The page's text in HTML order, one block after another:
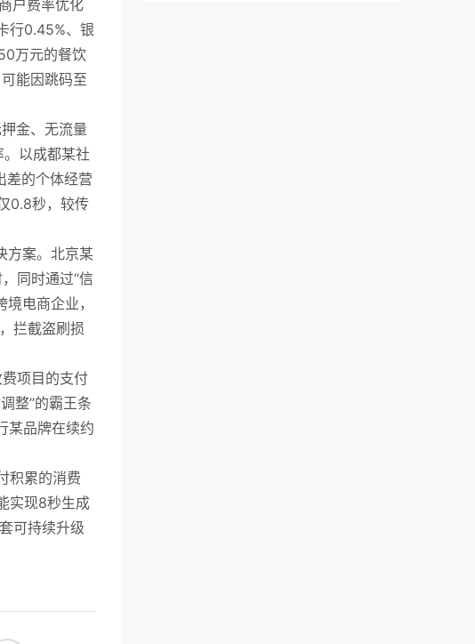
户费率优化
行0.45%、银
万元的餐饮
能因跳码至
金、无流量
以成都某社
差的个体经营
0.8秒，较传
方案。北京某
同时通过“信
电商企业，
拦截盗刷损
项目的支付
整”的霸王条
某品牌在续约
积累的消费
实现8秒生成
可持续升级